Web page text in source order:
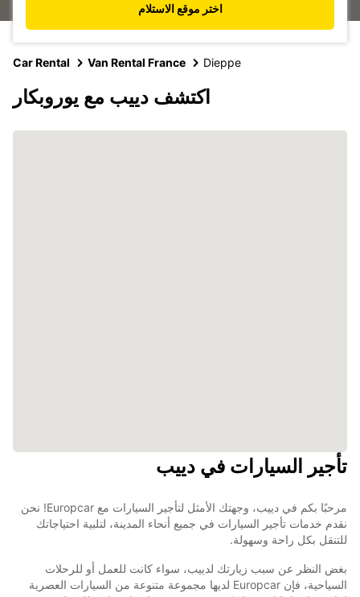
اختر موقع الاستلام
Car Rental Van Rental France Dieppe
اكتشف دييب مع يوروبكار
تأجير السيارات في دييب
مرحبًا بكم في دييب، وجهتك الأمثل لتأجير السيارات مع Europcar! نحن
نقدم خدمات تأجير السيارات في جميع أنحاء المدينة، لتلبية احتياجاتك
للتنقل بكل راحة وسهولة.
بغض النظر عن سبب زيارتك لدييب، سواء كانت للعمل أو للرحلات
السياحية، فإن Europcar لديها مجموعة متنوعة من السيارات العصرية